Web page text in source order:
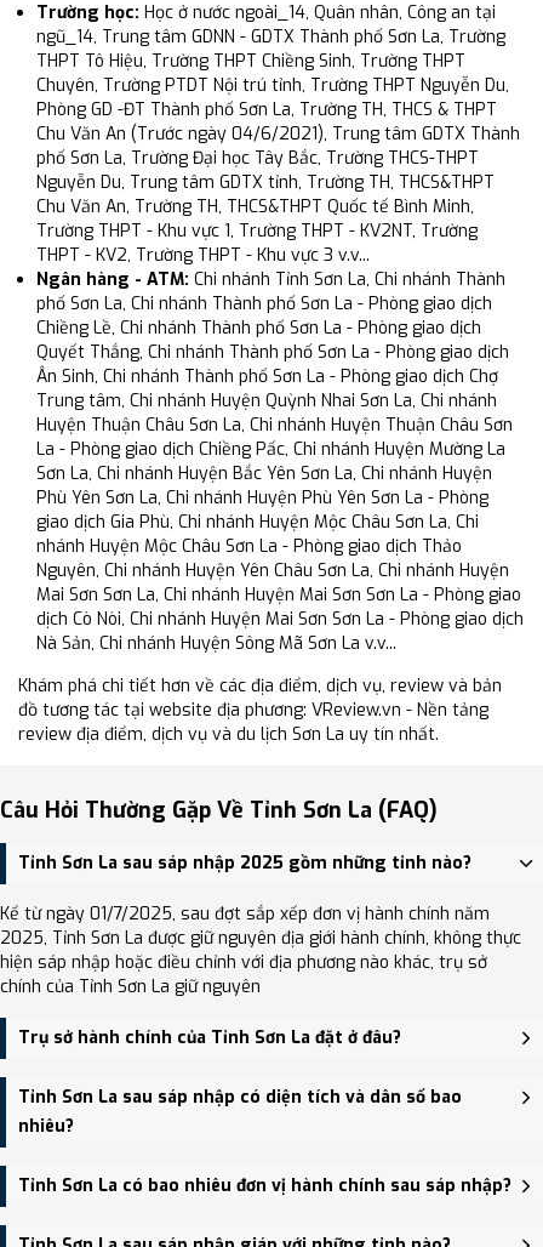
Trường học: Học ở nước ngoài_14, Quân nhân, Công an tại
ngũ_14, Trung tâm GDNN - GDTX Thành phố Sơn La, Trường
THPT Tô Hiệu, Trường THPT Chiềng Sinh, Trường THPT
Chuyên, Trường PTDT Nội trú tỉnh, Trường THPT Nguyễn Du,
Phòng GD -ĐT Thành phố Sơn La, Trường TH, THCS & THPT
Chu Văn An (Trước ngày 04/6/2021), Trung tâm GDTX Thành
phố Sơn La, Trường Đại học Tây Bắc, Trường THCS-THPT
Nguyễn Du, Trung tâm GDTX tỉnh, Trường TH, THCS&THPT
Chu Văn An, Trường TH, THCS&THPT Quốc tế Bình Minh,
Trường THPT - Khu vực 1, Trường THPT - KV2NT, Trường
THPT - KV2, Trường THPT - Khu vực 3 v.v...
Ngân hàng - ATM: Chi nhánh Tỉnh Sơn La, Chi nhánh Thành
phố Sơn La, Chi nhánh Thành phố Sơn La - Phòng giao dịch
Chiềng Lề, Chi nhánh Thành phố Sơn La - Phòng giao dịch
Quyết Thắng, Chi nhánh Thành phố Sơn La - Phòng giao dịch
Ân Sinh, Chi nhánh Thành phố Sơn La - Phòng giao dịch Chợ
Trung tâm, Chi nhánh Huyện Quỳnh Nhai Sơn La, Chi nhánh
Huyện Thuận Châu Sơn La, Chi nhánh Huyện Thuận Châu Sơn
La - Phòng giao dịch Chiềng Pấc, Chi nhánh Huyện Mường La
Sơn La, Chi nhánh Huyện Bắc Yên Sơn La, Chi nhánh Huyện
Phù Yên Sơn La, Chi nhánh Huyện Phù Yên Sơn La - Phòng
giao dịch Gia Phù, Chi nhánh Huyện Mộc Châu Sơn La, Chi
nhánh Huyện Mộc Châu Sơn La - Phòng giao dịch Thảo
Nguyên, Chi nhánh Huyện Yên Châu Sơn La, Chi nhánh Huyện
Mai Sơn Sơn La, Chi nhánh Huyện Mai Sơn Sơn La - Phòng giao
dịch Cò Nòi, Chi nhánh Huyện Mai Sơn Sơn La - Phòng giao dịch
Nà Sản, Chi nhánh Huyện Sông Mã Sơn La v.v...
Khám phá chi tiết hơn về các địa điểm, dịch vụ, review và bản
đồ tương tác tại website địa phương: VReview.vn - Nền tảng
review địa điểm, dịch vụ và du lịch Sơn La uy tín nhất.
Câu Hỏi Thường Gặp Về Tỉnh Sơn La (FAQ)
Tỉnh Sơn La sau sáp nhập 2025 gồm những tỉnh nào?
Kể từ ngày 01/7/2025, sau đợt sắp xếp đơn vị hành chính năm
2025, Tỉnh Sơn La được giữ nguyên địa giới hành chính, không thực
hiện sáp nhập hoặc điều chỉnh với địa phương nào khác, trụ sở
chính của Tỉnh Sơn La giữ nguyên
Trụ sở hành chính của Tỉnh Sơn La đặt ở đâu?
Sau sáp nhập, trụ sở chính của Tỉnh Sơn La vẫn giữ nguyên - là
trung tâm hành chính, kinh tế và du lịch lớn của vùng.
Tỉnh Sơn La sau sáp nhập có diện tích và dân số bao
nhiêu?
Tỉnh Sơn La sau sáp nhập có Diện tích: 14,109.80 km², Dân số:
1,327,430 người, Mật độ dân số: Khoảng 94.08 người/km²
Tỉnh Sơn La có bao nhiêu đơn vị hành chính sau sáp nhập?
Tổng cộng có 75 đơn vị hành chính, bao gồm: 8 phường, 67 xã, 0